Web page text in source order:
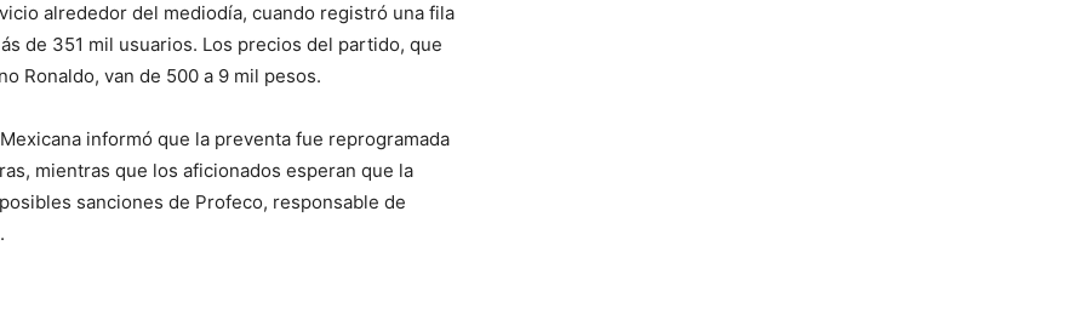
alrededor del mediodía, cuando registró una fila
de 351 mil usuarios. Los precios del partido, que
Ronaldo, van de 500 a 9 mil pesos.
informó que la preventa fue reprogramada
mientras que los aficionados esperan que la
sanciones de Profeco, responsable de